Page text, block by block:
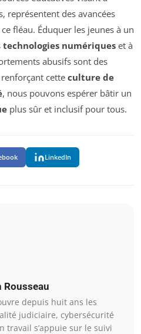
représentent des avancées
fléau. Éduquer les jeunes à un
technologies numériques et à
abusifs sont des
cette culture de
, nous pouvons espérer bâtir un
plus sûr et inclusif pour tous.
LinkedIn
Rousseau
depuis huit ans les
judiciaire, cybersécurité
travail s’appuie sur le suivi